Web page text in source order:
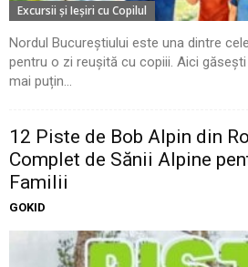
Excursii şi Ieşiri cu Copilul
Nordul Bucureștiului este una dintre
pentru o zi reușită cu copiii. Aici
mai puțin...
12 Piste de Bob Alpin din
Complet de Sănii Alpine
Familii
GOKID